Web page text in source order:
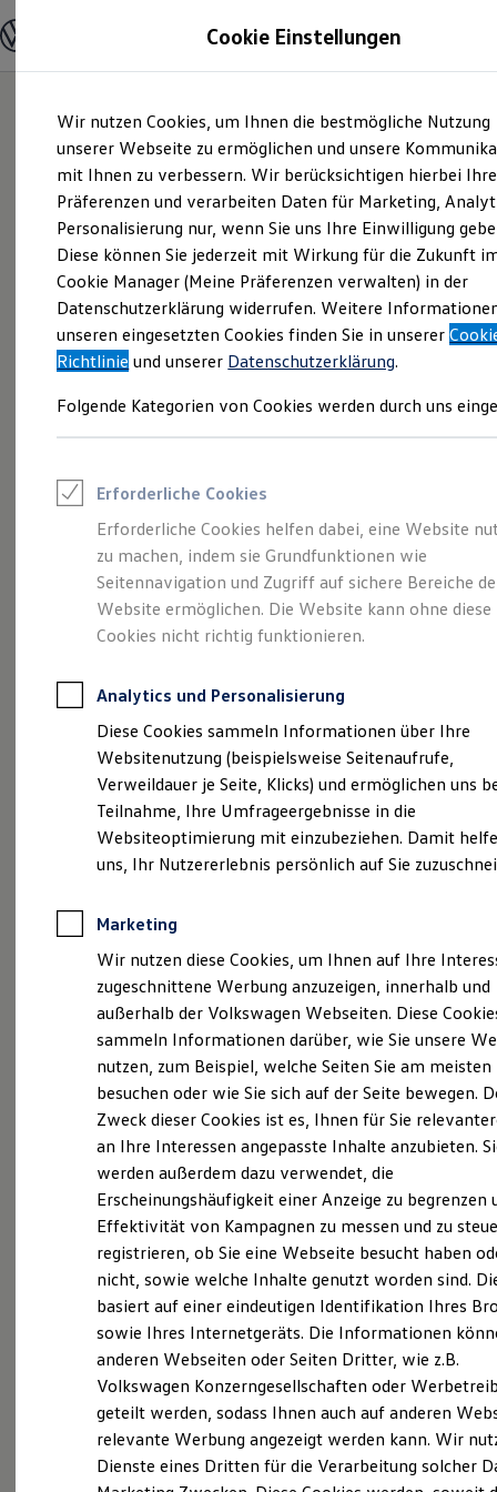
Hauptinhalt
springen
Footer
springen
Modelle und Konfigurator
Modelle vergleichen
Elektroautos
ENERGY Sondermodelle
Nutzfahrzeuge
SUV und CUV
Familienautos
Kombis
Kompaktwagen
Sportwagen
Schnell verfügbare Fahrzeuge
Angebote und Produkte
Aktuelle Angebote
E-Auto-Förderung
Volkswagen Marktplatz
Junge Gebrauchtwagen und Gebrauchtwagen
Saisonangebote
Leasing
Leasing-Angebote
Gebrauchtwagen Leasing
Junge Gebrauchtwagen-Leasing
Elektroauto Leasing
Kleinwagen-Leasing
Leasing ohne Anzahlung
Autokredit mit Schlussrate
Versicherungen und Garantien
Kfz-Versicherung
Restschuldversicherungen
Garantien
Wartungsverträge
Geschäftskunden
Professional Class bei Volkswagen
Großkunden
Behörden
Anpfiff zum Gewinn
Elektroautos
ID. Tutorials
Elektrofahrzeugkonzepte
Reichweite
Reichweite der ID. Modelle
Reichweite im Winter
Laden
Laden unterwegs
Laden Zuhause
Ladezeitensimulator
Batterie
Sicherheit
Garantie und Lebensdauer
Nachhaltigkeit
Technologie
Kosten und Kauf
Verbrauchskosten
Kaufoptionen
E-Auto-Förderung
Software und Konnektivität
Die ID. Software 6
ID. Software Versionen und Updates
Digitale Extras
Schnittstellen zu Ihrem ID.
Eleganzschön
großartig. Der Passat.
Probefahrt vereinbaren
Fahrzeugangebot anfordern
Servicetermin buchen
Serviceanfrage stellen
Cookie Einstellungen
Wir nutzen Cookies, um Ihnen die bestmögliche Nutzung
unserer Webseite zu ermöglichen und unsere
mit Ihnen zu verbessern. Wir berücksichtigen hierbei Ihre
Präferenzen und verarbeiten Daten für Marketing,
Personalisierung nur, wenn Sie uns Ihre Einwilligung
Diese können Sie jederzeit mit Wirkung für die Zukunft
Cookie Manager (Meine Präferenzen verwalten) in der
Datenschutzerklärung widerrufen. Weitere
unseren eingesetzten Cookies finden Sie in unserer
Richtlinie und unserer Datenschutzerklärung.
Folgende Kategorien von Cookies werden durch uns
Erforderliche Cookies
Erforderliche Cookies helfen dabei, eine Website
zu machen, indem sie Grundfunktionen wie
Seitennavigation und Zugriff auf sichere Bereiche
Website ermöglichen. Die Website kann ohne diese
Cookies nicht richtig funktionieren.
Analytics und Personalisierung
Diese Cookies sammeln Informationen über Ihre
Websitenutzung (beispielsweise Seitenaufrufe,
Verweildauer je Seite, Klicks) und ermöglichen uns
Teilnahme, Ihre Umfrageergebnisse in die
Websiteoptimierung mit einzubeziehen. Damit
uns, Ihr Nutzererlebnis persönlich auf Sie
Marketing
Wir nutzen diese Cookies, um Ihnen auf Ihre
zugeschnittene Werbung anzuzeigen, innerhalb und
außerhalb der Volkswagen Webseiten. Diese
sammeln Informationen darüber, wie Sie unsere
nutzen, zum Beispiel, welche Seiten Sie am meisten
besuchen oder wie Sie sich auf der Seite bewegen.
Zweck dieser Cookies ist es, Ihnen für Sie
an Ihre Interessen angepasste Inhalte anzubieten.
werden außerdem dazu verwendet, die
Erscheinungshäufigkeit einer Anzeige zu begrenzen
Effektivität von Kampagnen zu messen und zu
registrieren, ob Sie eine Webseite besucht haben
nicht, sowie welche Inhalte genutzt worden sind.
basiert auf einer eindeutigen Identifikation Ihres
sowie Ihres Internetgeräts. Die Informationen
anderen Webseiten oder Seiten Dritter, wie z.B.
Volkswagen Konzerngesellschaften oder
geteilt werden, sodass Ihnen auch auf anderen
relevante Werbung angezeigt werden kann. Wir
Dienste eines Dritten für die Verarbeitung solcher